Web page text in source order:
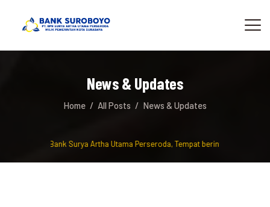
News & Updates
Home All Posts News & Updates
di PT Bank Surya Artha Utama Perseroda, Tempat berinvestasi dan